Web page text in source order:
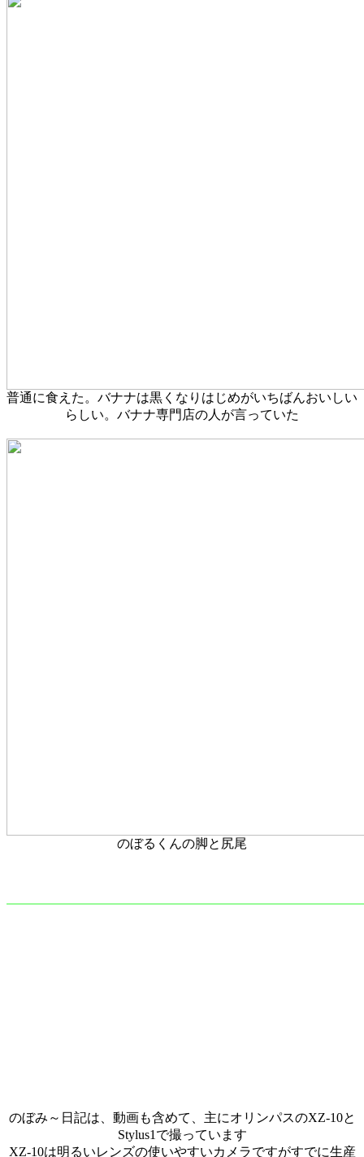
普通に食えた。バナナは黒くなりはじめがいちばんおいしい
らしい。バナナ専門店の人が言っていた
のぼるくんの脚と尻尾
のぼみ～日記は、動画も含めて、主にオリンパスのXZ-10と
Stylus1で撮っています
XZ-10は明るいレンズの使いやすいカメラですがすでに生産